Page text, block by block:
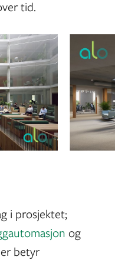
tid.
i prosjektet;
og
betyr